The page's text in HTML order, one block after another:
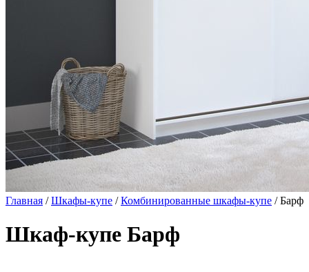
Главная /Шкафы-купе /Комбинированные шкафы-купе / Барф
Шкаф-купе Барф